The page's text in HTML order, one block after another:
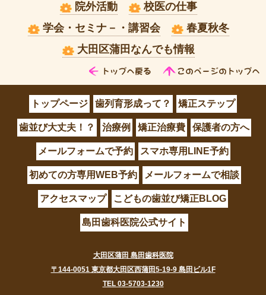
院外活動
校医の仕事
学会・セミナ－・講習会
春夏秋冬
大田区蒲田なんでも情報
トップページ 歯列育形成って？ 矯正ステップ
歯並び大丈夫！？ 治療例 矯正治療費 保護者の方へ
メールフォームで予約 スマホ専用LINE予約
初めての方専用WEB予約 メールフォームで相談
アクセスマップ こどもの歯並び矯正BLOG
島田歯科医院公式サイト
大田区蒲田 島田歯科医院
〒144-0051 東京都大田区西蒲田5-19-9 島田ビル1F
TEL 03-5703-1230